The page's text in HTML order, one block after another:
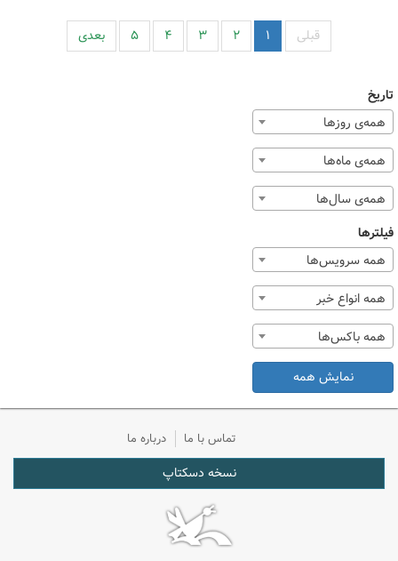
قبلی ۱ ۲ ۳ ۴ ۵ بعدی
تاریخ
همه‌ی روزها
همه‌ی ماه‌ها
همه‌ی سال‌ها
فیلترها
همه سرویس‌ها
همه انواع خبر
همه باکس‌ها
نمایش همه
تماس با ما درباره ما
نسخه دسکتاپ